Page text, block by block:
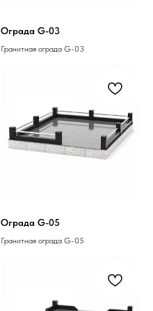
Ограда G-03
Гранитная ограда G-03
Ограда G-05
Гранитная ограда G-05